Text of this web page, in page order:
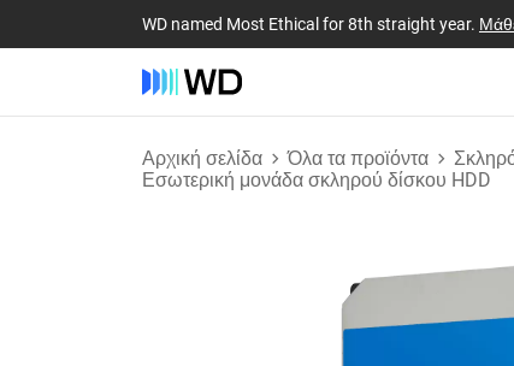
WD named Most Ethical for 8th straight year.
Αρχική σελίδα Όλα τα προϊόντα
Εσωτερική μονάδα σκληρού δίσκου HDD